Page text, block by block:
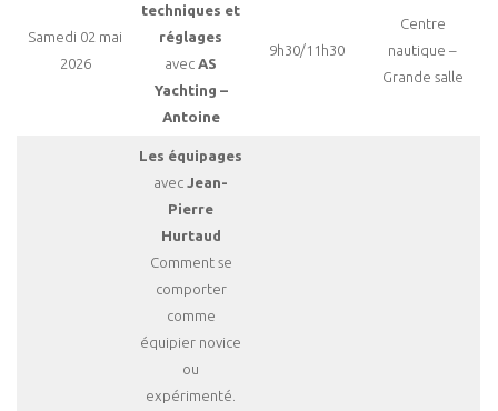
Samedi 02 mai
2026
techniques et
réglages
avec AS
Yachting –
Antoine
9h30/11h30
Centre
nautique –
Grande salle
Les équipages
avec Jean-
Pierre
Hurtaud
Comment se
comporter
comme
équipier novice
ou
expérimenté.